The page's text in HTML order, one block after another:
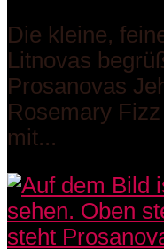
Die kleine,
Litnovas
Prosanovas
Rosemary
mit...